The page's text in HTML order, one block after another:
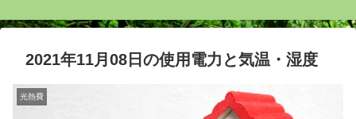
2021年11月08日の使用電力と気温・湿度
光熱費